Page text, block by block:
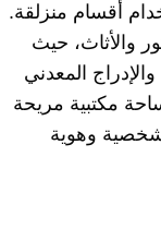
أقسام منزلقة.
والأثاث، حيث
المعدني
مكتبية مريحة
شخصية وهوية